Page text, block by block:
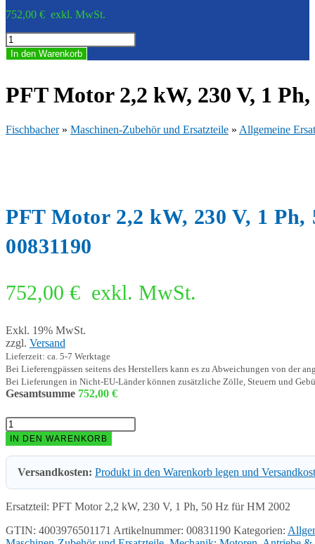
752,00 € exkl. MwSt.
PFT
Motor
2,2
230
V,
Ph,
50
Menge
In den Warenkorb
PFT Motor 2,2 kW, 230 V, 1
Fischbacher» Maschinen-Zubehör und Ersatzteile » Allgemeine
PFT Motor 2,2 kW, 230 V, 1
00831190
752,00 € exkl. MwSt.
Exkl. 19% MwSt.
zzgl. Versand
Lieferzeit: ca. 5-7 Werktage
Bei Lieferengpässen seitens des Herstellers kann es zu Abweichungen von der
Bei Lieferungen in Nicht-EU-Länder können zusätzliche Zölle, Steuern und
Gesamtsumme 752,00 €
PFT
Motor
2,2
kW,
230
V,
Ph,
Hz
IN DEN WARENKORB
Versandkosten: Produkt in den Warenkorb legen und
Ersatzteil: PFT Motor 2,2 kW, 230 V, 1 Ph, 50 Hz für HM 2002
GTIN: 4003976501171 Artikelnummer: 00831190 Kategorien: